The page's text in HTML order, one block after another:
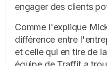
engager des clients
Comme l'explique
différence entre
et celle qui en tire de